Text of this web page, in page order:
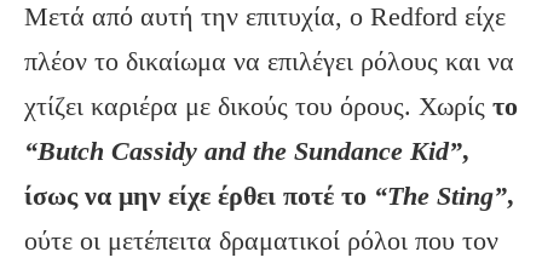
Μετά από αυτή την επιτυχία, ο Redford είχε
πλέον το δικαίωμα να επιλέγει ρόλους και να
χτίζει καριέρα με δικούς του όρους. Χωρίς το
“Butch Cassidy and the Sundance Kid”,
ίσως να μην είχε έρθει ποτέ το “The Sting”,
ούτε οι μετέπειτα δραματικοί ρόλοι που τον